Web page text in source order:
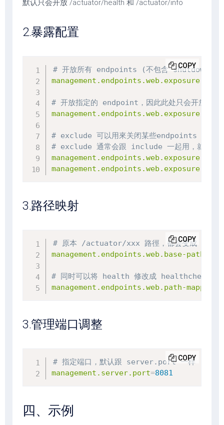
默认只会开放 /actuator/health 和 /actuator/info
2.暴露配置
# 开放所有 endpoints (不包含 shutdown)
# 开放指定的 endpoint，因此此处只会开
# exclude 可以用來关闭某些endpoints
# exclude 通常会跟 include 一起用，就是
COPY
3.路径映射
# 原本 /actuator/xxx 路徑，都会变成 /
management.endpoints.web.base-path
# 同时可以将 health 修改成 healthcheck
management.endpoints.web.path-
COPY
3.管理端口调整
# 指定端口，默认跟 server.port 一样
management.server.port=8081
COPY
四、示例